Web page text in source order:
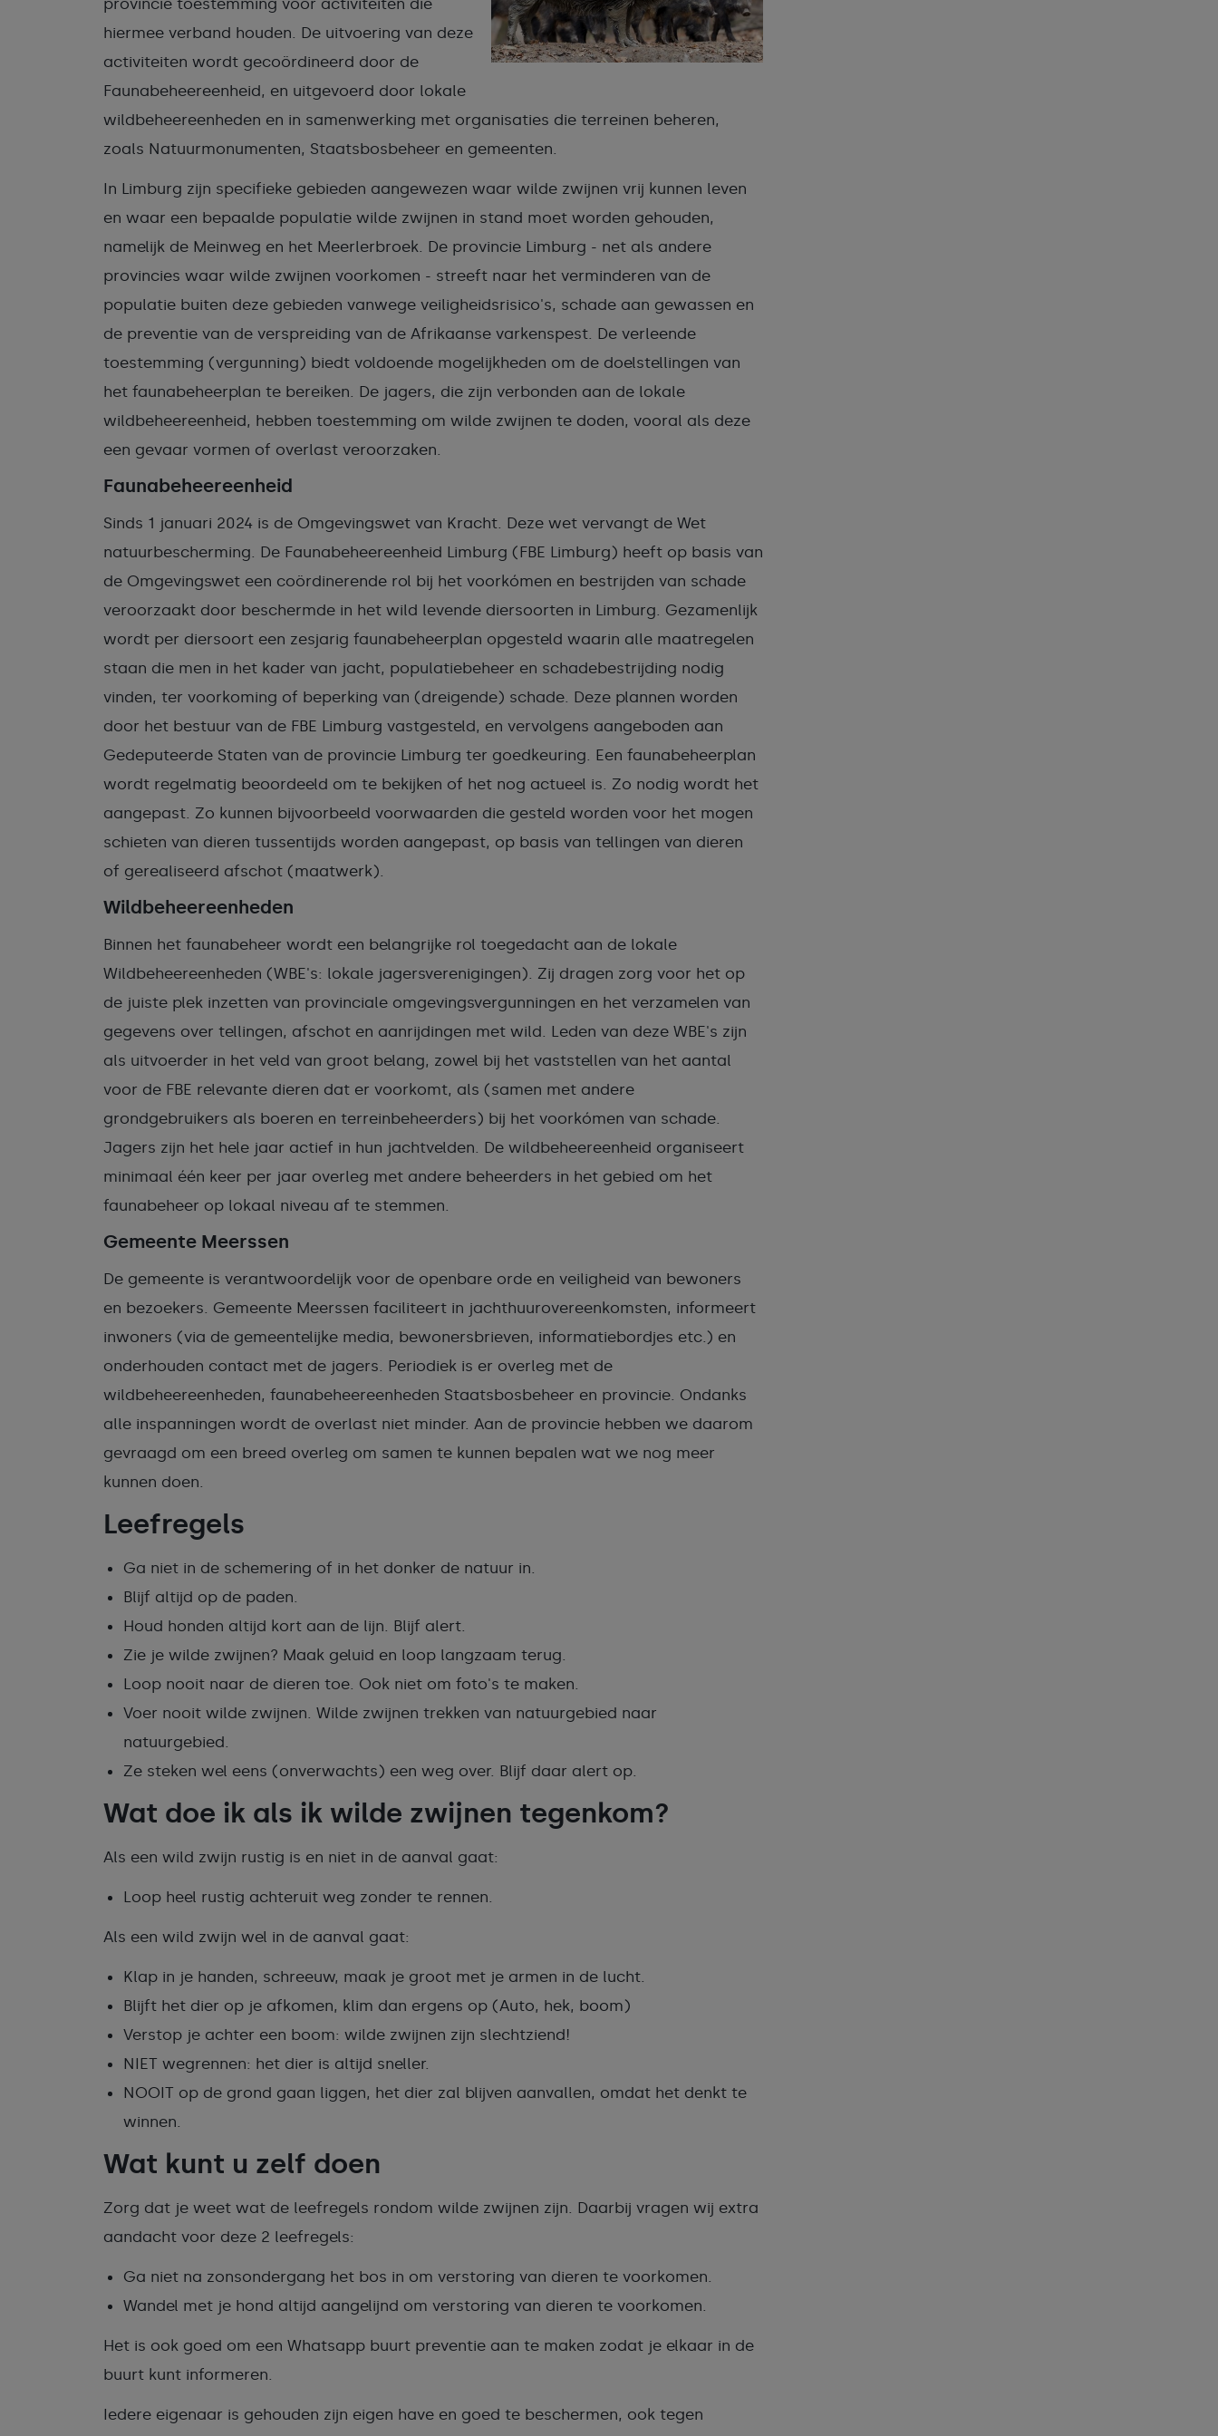
provincie toestemming voor activiteiten die
hiermee verband houden. De uitvoering van deze
activiteiten wordt gecoördineerd door de
Faunabeheereenheid, en uitgevoerd door lokale
wildbeheereenheden en in samenwerking met organisaties die terreinen beheren,
zoals Natuurmonumenten, Staatsbosbeheer en gemeenten.
In Limburg zijn specifieke gebieden aangewezen waar wilde zwijnen vrij kunnen leven
en waar een bepaalde populatie wilde zwijnen in stand moet worden gehouden,
namelijk de Meinweg en het Meerlerbroek. De provincie Limburg - net als andere
provincies waar wilde zwijnen voorkomen - streeft naar het verminderen van de
populatie buiten deze gebieden vanwege veiligheidsrisico's, schade aan gewassen en
de preventie van de verspreiding van de Afrikaanse varkenspest. De verleende
toestemming (vergunning) biedt voldoende mogelijkheden om de doelstellingen van
het faunabeheerplan te bereiken. De jagers, die zijn verbonden aan de lokale
wildbeheereenheid, hebben toestemming om wilde zwijnen te doden, vooral als deze
een gevaar vormen of overlast veroorzaken.
Faunabeheereenheid
Sinds 1 januari 2024 is de Omgevingswet van Kracht. Deze wet vervangt de Wet
natuurbescherming. De Faunabeheereenheid Limburg (FBE Limburg) heeft op basis van
de Omgevingswet een coördinerende rol bij het voorkómen en bestrijden van schade
veroorzaakt door beschermde in het wild levende diersoorten in Limburg. Gezamenlijk
wordt per diersoort een zesjarig faunabeheerplan opgesteld waarin alle maatregelen
staan die men in het kader van jacht, populatiebeheer en schadebestrijding nodig
vinden, ter voorkoming of beperking van (dreigende) schade. Deze plannen worden
door het bestuur van de FBE Limburg vastgesteld, en vervolgens aangeboden aan
Gedeputeerde Staten van de provincie Limburg ter goedkeuring. Een faunabeheerplan
wordt regelmatig beoordeeld om te bekijken of het nog actueel is. Zo nodig wordt het
aangepast. Zo kunnen bijvoorbeeld voorwaarden die gesteld worden voor het mogen
schieten van dieren tussentijds worden aangepast, op basis van tellingen van dieren
of gerealiseerd afschot (maatwerk).
Wildbeheereenheden
Binnen het faunabeheer wordt een belangrijke rol toegedacht aan de lokale
Wildbeheereenheden (WBE's: lokale jagersverenigingen). Zij dragen zorg voor het op
de juiste plek inzetten van provinciale omgevingsvergunningen en het verzamelen van
gegevens over tellingen, afschot en aanrijdingen met wild. Leden van deze WBE's zijn
als uitvoerder in het veld van groot belang, zowel bij het vaststellen van het aantal
voor de FBE relevante dieren dat er voorkomt, als (samen met andere
grondgebruikers als boeren en terreinbeheerders) bij het voorkómen van schade.
Jagers zijn het hele jaar actief in hun jachtvelden. De wildbeheereenheid organiseert
minimaal één keer per jaar overleg met andere beheerders in het gebied om het
faunabeheer op lokaal niveau af te stemmen.
Gemeente Meerssen
De gemeente is verantwoordelijk voor de openbare orde en veiligheid van bewoners
en bezoekers. Gemeente Meerssen faciliteert in jachthuurovereenkomsten, informeert
inwoners (via de gemeentelijke media, bewonersbrieven, informatiebordjes etc.) en
onderhouden contact met de jagers. Periodiek is er overleg met de
wildbeheereenheden, faunabeheereenheden Staatsbosbeheer en provincie. Ondanks
alle inspanningen wordt de overlast niet minder. Aan de provincie hebben we daarom
gevraagd om een breed overleg om samen te kunnen bepalen wat we nog meer
kunnen doen.
Leefregels
Ga niet in de schemering of in het donker de natuur in.
Blijf altijd op de paden.
Houd honden altijd kort aan de lijn. Blijf alert.
Zie je wilde zwijnen? Maak geluid en loop langzaam terug.
Loop nooit naar de dieren toe. Ook niet om foto's te maken.
Voer nooit wilde zwijnen. Wilde zwijnen trekken van natuurgebied naar
natuurgebied.
Ze steken wel eens (onverwachts) een weg over. Blijf daar alert op.
Wat doe ik als ik wilde zwijnen tegenkom?
Als een wild zwijn rustig is en niet in de aanval gaat:
Loop heel rustig achteruit weg zonder te rennen.
Als een wild zwijn wel in de aanval gaat:
Klap in je handen, schreeuw, maak je groot met je armen in de lucht.
Blijft het dier op je afkomen, klim dan ergens op (Auto, hek, boom)
Verstop je achter een boom: wilde zwijnen zijn slechtziend!
NIET wegrennen: het dier is altijd sneller.
NOOIT op de grond gaan liggen, het dier zal blijven aanvallen, omdat het denkt te
winnen.
Wat kunt u zelf doen
Zorg dat je weet wat de leefregels rondom wilde zwijnen zijn. Daarbij vragen wij extra
aandacht voor deze 2 leefregels:
Ga niet na zonsondergang het bos in om verstoring van dieren te voorkomen.
Wandel met je hond altijd aangelijnd om verstoring van dieren te voorkomen.
Het is ook goed om een Whatsapp buurt preventie aan te maken zodat je elkaar in de
buurt kunt informeren.
Iedere eigenaar is gehouden zijn eigen have en goed te beschermen, ook tegen